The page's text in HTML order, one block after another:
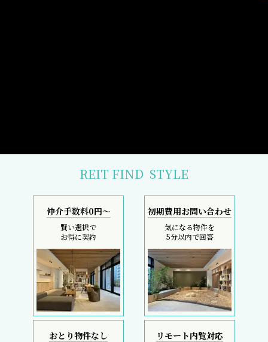
REIT FIND STYLE
仲介手数料0円～
賢い選択で
お得に契約
初期費用お問い合わせ
気になる物件を
5分以内で回答
おとり物件なし リモート内覧対応